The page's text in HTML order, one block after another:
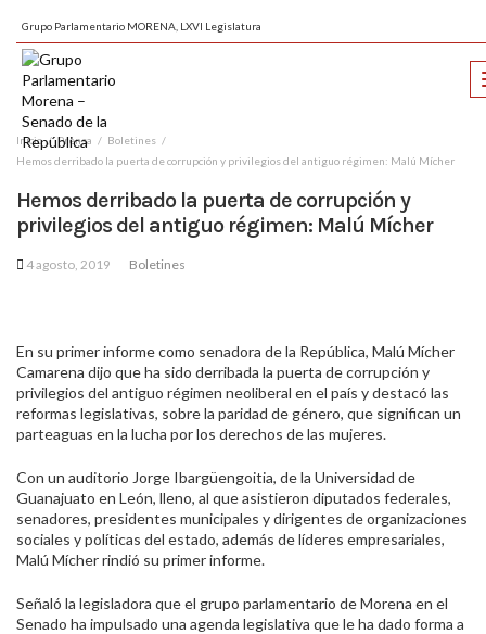
Grupo Parlamentario MORENA, LXVI Legislatura
Inicio Prensa
Boletines
Hemos derribado la puerta de corrupción y privilegios del antiguo régimen: Malú Mícher
Hemos derribado la puerta de corrupción y
privilegios del antiguo régimen: Malú Mícher
4 agosto, 2019 Boletines
En su primer informe como senadora de la República, Malú Mícher
Camarena dijo que ha sido derribada la puerta de corrupción y
privilegios del antiguo régimen neoliberal en el país y destacó las
reformas legislativas, sobre la paridad de género, que significan un
parteaguas en la lucha por los derechos de las mujeres.
Con un auditorio Jorge Ibargüengoitia, de la Universidad de
Guanajuato en León, lleno, al que asistieron diputados federales,
senadores, presidentes municipales y dirigentes de organizaciones
sociales y políticas del estado, además de líderes empresariales,
Malú Mícher rindió su primer informe.
Señaló la legisladora que el grupo parlamentario de Morena en el
Senado ha impulsado una agenda legislativa que le ha dado forma a